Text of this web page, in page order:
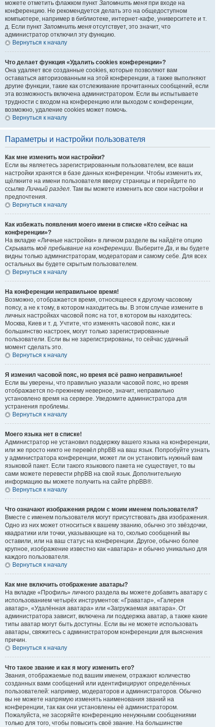
можете отметить флажком пункт Запомнить меня при входе на
конференцию. Не рекомендуется делать это на общедоступном
компьютере, например в библиотеке, интернет-кафе, университете и т.
д. Если пункт Запомнить меня отсутствует, это значит, что
администратор отключил эту функцию.
Вернуться к началу
Что делает функция «Удалить cookies конференции»?
Она удаляет все созданные cookies, которые позволяют вам
оставаться авторизованным на этой конференции, а также выполняют
другие функции, такие как отслеживание прочитанных сообщений, если
эта возможность включена администратором. Если вы испытываете
трудности с входом на конференцию или выходом с конференции,
возможно, удаление cookies может помочь.
Вернуться к началу
Параметры и настройки пользователя
Как мне изменить мои настройки?
Если вы являетесь зарегистрированным пользователем, все ваши
настройки хранятся в базе данных конференции. Чтобы изменить их,
щёлкните на имени пользователя вверху страницы и перейдите по
ссылкеЛичный раздел. Там вы можете изменить все свои настройки и
предпочтения.
Вернуться к началу
Как избежать появления моего имени в списке «Кто сейчас на
конференции»?
На вкладке «Личные настройки» в личном разделе вы найдёте опцию
Скрывать моё пребывание на конференции. ВыберитеДа, и вы будете
видны только администраторам, модераторам и самому себе. Для всех
остальных вы будете скрытым пользователем.
Вернуться к началу
На конференции неправильное время!
Возможно, отображается время, относящееся к другому часовому
поясу, а не к тому, в котором находитесь вы. В этом случае измените в
личных настройках часовой пояс на тот, в котором вы находитесь:
Москва, Киев и т. д. Учтите, что изменять часовой пояс, как и
большинство настроек, могут только зарегистрированные
пользователи. Если вы не зарегистрированы, то сейчас удачный
момент сделать это.
Вернуться к началу
Я изменил часовой пояс, но время всё равно неправильное!
Если вы уверены, что правильно указали часовой пояс, но время
отображается по-прежнему неверное, значит, неправильно
установлено время на сервере. Уведомите администратора для
устранения проблемы.
Вернуться к началу
Моего языка нет в списке!
Администратор не установил поддержку вашего языка на конференции,
или же просто никто не перевёл phpBB на ваш язык. Попробуйте узнать
у администратора конференции, может ли он установить нужный вам
языковой пакет. Если такого языкового пакета не существует, то вы
сами можете перевести phpBB на свой язык. Дополнительную
информацию вы можете получить на сайте phpBB®.
Вернуться к началу
Что означают изображения рядом с моим именем пользователя?
Вместе с именем пользователя могут присутствовать два изображения.
Одно из них может относиться к вашему званию, обычно это звёздочки,
квадратики или точки, указывающие на то, сколько сообщений вы
оставили, или на ваш статус на конференции. Другое, обычно более
крупное, изображение известно как «аватара» и обычно уникально для
каждого пользователя.
Вернуться к началу
Как мне включить отображение аватары?
На вкладке «Профиль» личного раздела вы можете добавить аватару с
использованием четырёх инструментов: «Граватар», «Галерея
аватар», «Удалённая аватара» или «Загружаемая аватара». От
администратора зависит, включена ли поддержка аватар, а также какие
типы аватар могут быть доступны. Если вы не можете использовать
аватары, свяжитесь с администратором конференции для выяснения
причин.
Вернуться к началу
Что такое звание и как я могу изменить его?
Звания, отображаемые под вашим именем, отражают количество
созданных вами сообщений или идентифицируют определённых
пользователей: например, модераторов и администраторов. Обычно
вы не можете напрямую изменять наименования званий на
конференции, так как они установлены её администратором.
Пожалуйста, не засоряйте конференцию ненужными сообщениями
только для того, чтобы повысить своё звание. На большинстве